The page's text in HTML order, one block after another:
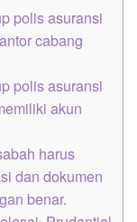
polis asuransi
cabang
polis asuransi
akun
harus
dan dokumen
benar.